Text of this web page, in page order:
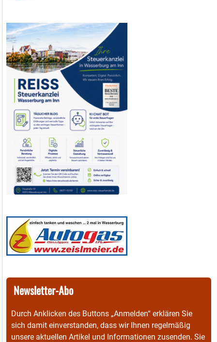
Newsletter-Abo
Durch Anklicken des Buttons „Anmelden“ erklären Sie
sich damit einverstanden, dass wir Ihnen regelmäßig
unsere aktuellen Artikel und Informationen zusenden. Sie